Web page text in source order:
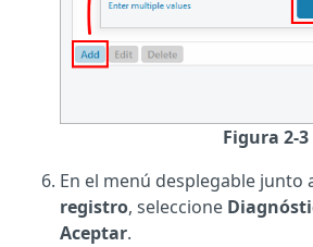
Figura 2-3
En el menú desplegable junto
registro, seleccione
Aceptar.